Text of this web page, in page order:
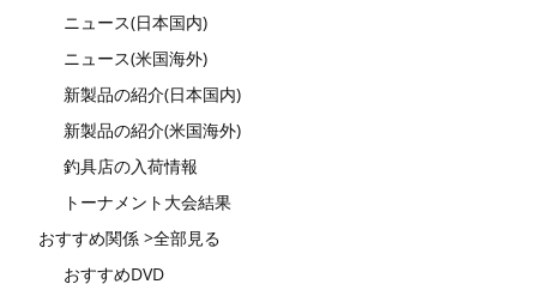
ニュース(日本国内)
ニュース(米国海外)
新製品の紹介(日本国内)
新製品の紹介(米国海外)
釣具店の入荷情報
トーナメント大会結果
おすすめ関係 >全部見る
おすすめDVD